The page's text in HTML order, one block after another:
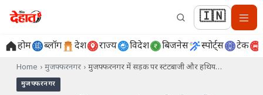
🇮🇳
होम ब्लॉग देश राज्य विदेश बिजनेस स्पोर्ट्स टेक
Home › मुजफ्फरनगर › मुजफ्फरनगर में सड़क पर स्टंटबाजी और हथिय…
मुजफ्फरनगर